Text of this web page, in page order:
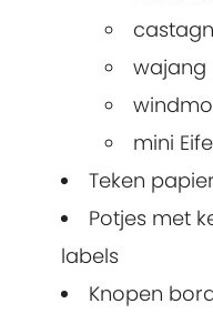
wajang
mini
Teken
Potjes met
labels
Knopen